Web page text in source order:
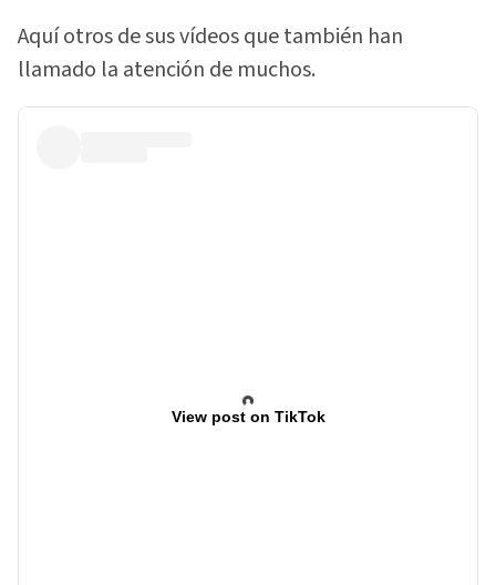
Aquí otros de sus vídeos que también han
llamado la atención de muchos.
View post on TikTok